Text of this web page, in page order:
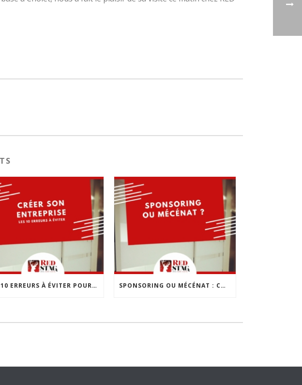
LES 10 ERREURS À ÉVITER POUR CRÉER SON ENTREPRISE SPONSORING OU MÉCÉNAT : COMMENT CHOISIR ?